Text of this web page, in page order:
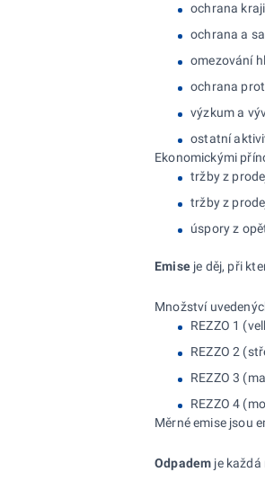
ochrana
ochrana a
omezování
ochrana
výzkum a
ostatní
Ekonomickými
tržby z
tržby z
úspory z
Emiseje děj, při
Množství
REZZO 1
REZZO 2
REZZO 3
REZZO 4
Měrné emise jsou
Odpadem je